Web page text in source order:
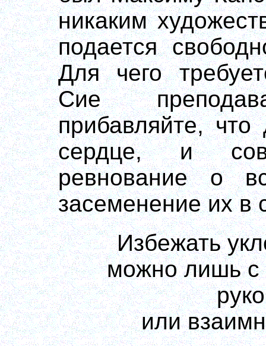
никаким
подается
Для чего
Сие
прибавляйте,
сердце, и
ревнование о
засеменение их в
Избежать
можно лишь с
или